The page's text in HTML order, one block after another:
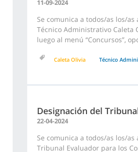
11-09-2024
Se comunica a todos/as los/
Técnico Administrativo
luego al menú “Concursos”,
Caleta Olivia Técnico
Designación del
22-04-2024
Se comunica a todos/as los/
Tribunal Evaluador para los